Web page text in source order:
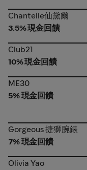
Chantelle仙黛爾
Chantelle仙黛爾
3.5% 現金回饋
Club21
Club21
10% 現金回饋
ME30
ME30
5% 現金回饋
Gorgeous 捷獅腕錶
Gorgeous 捷獅腕錶
7% 現金回饋
Olivia Yao
Olivia Yao